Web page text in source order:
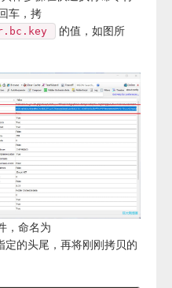
车，拷
的值，如图所
，命名为
定的头尾，再将刚刚拷贝的